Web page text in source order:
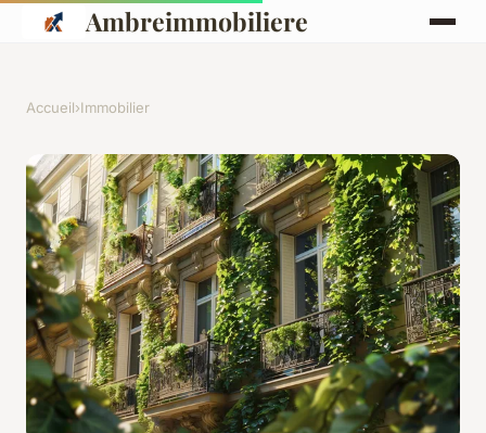
Ambreimmobiliere
Accueil›Immobilier